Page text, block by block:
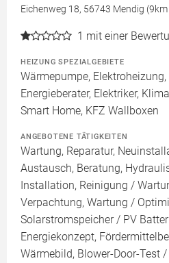
Eichenweg 18, 56743 Mendig
1 mit einer
HEIZUNG SPEZIALGEBIETE
Wärmepumpe,
Energieberater, Elektriker,
Smart Home, KFZ Wallboxen
ANGEBOTENE TÄTIGKEITEN
Wartung, Reparatur,
Austausch, Beratung,
Installation, Reinigung /
Verpachtung, Wartung /
Solarstromspeicher / PV
Energiekonzept,
Wärmebild, Blower-Door-Test